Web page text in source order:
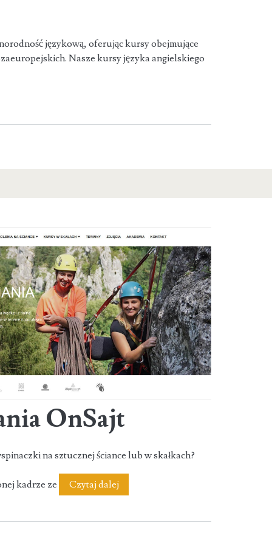
językową, oferując kursy obejmujące
Nasze kursy języka angielskiego
OnSajt
na sztucznej ściance lub w skałkach?
kadrze ze Czytaj dalejSzkoła